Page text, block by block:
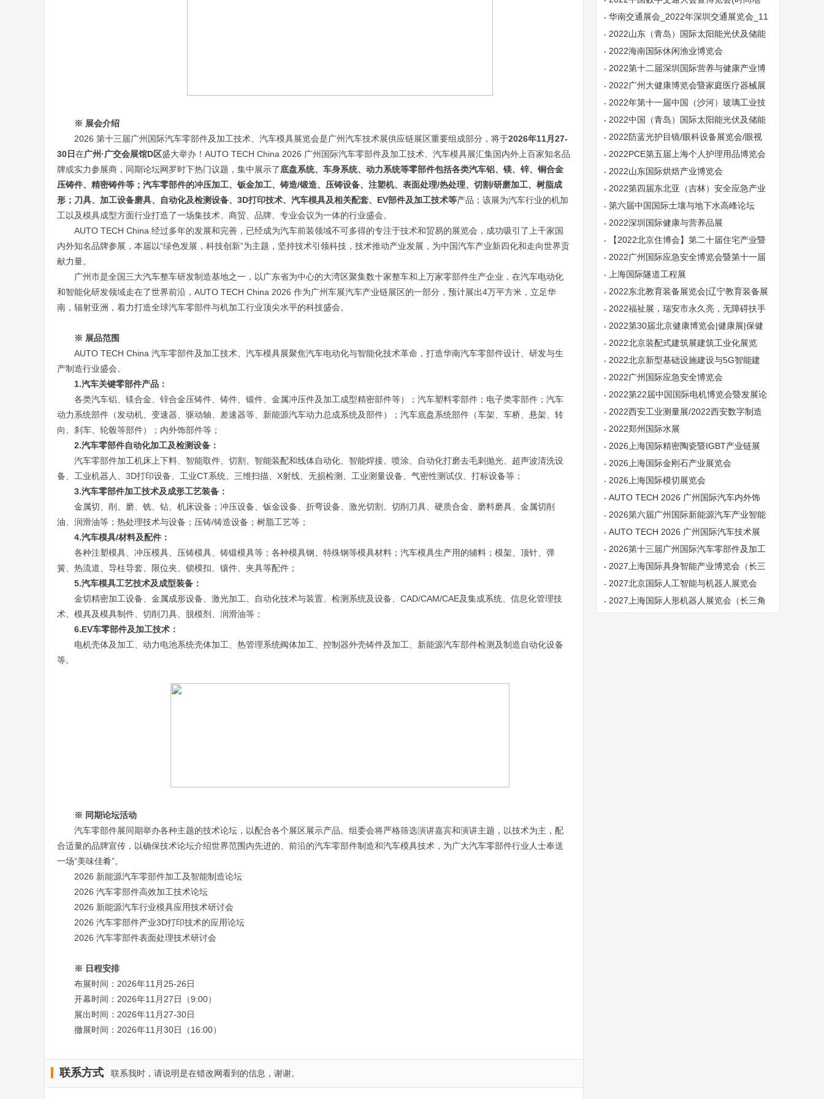
※ 展会介绍
2026 第十三届广州国际汽车零部件及加工技术、汽车模具展览会是广州汽车技术展供应链展区重要组成部分，将于2026年11月27-
30日在广州·广交会展馆D区盛大举办！AUTO TECH China 2026 广州国际汽车零部件及加工技术、汽车模具展汇集国内外上百家知名品
牌或实力参展商，同期论坛网罗时下热门议题，集中展示了底盘系统、车身系统、动力系统等零部件包括各类汽车铝、镁、锌、铜合金
压铸件、精密铸件等；汽车零部件的冲压加工、钣金加工、铸造/锻造、压铸设备、注塑机、表面处理/热处理、切割/研磨加工、树脂成
形；刀具、加工设备磨具、自动化及检测设备、3D打印技术、汽车模具及相关配套、EV部件及加工技术等产品；该展为汽车行业的机加
工以及模具成型方面行业打造了一场集技术、商贸、品牌、专业会议为一体的行业盛会。
AUTO TECH China 经过多年的发展和完善，已经成为汽车前装领域不可多得的专注于技术和贸易的展览会，成功吸引了上千家国
内外知名品牌参展，本届以“绿色发展，科技创新”为主题，坚持技术引领科技，技术推动产业发展，为中国汽车产业新四化和走向世界贡
献力量。
广州市是全国三大汽车整车研发制造基地之一，以广东省为中心的大湾区聚集数十家整车和上万家零部件生产企业，在汽车电动化
和智能化研发领域走在了世界前沿，AUTO TECH China 2026 作为广州车展汽车产业链展区的一部分，预计展出4万平方米，立足华
南，辐射亚洲，着力打造全球汽车零部件与机加工行业顶尖水平的科技盛会。
※ 展品范围
AUTO TECH China 汽车零部件及加工技术、汽车模具展聚焦汽车电动化与智能化技术革命，打造华南汽车零部件设计、研发与生
产制造行业盛会。
1.汽车关键零部件产品：
各类汽车铝、镁合金、锌合金压铸件、铸件、锻件、金属冲压件及加工成型精密部件等）；汽车塑料零部件；电子类零部件；汽车
动力系统部件（发动机、变速器、驱动轴、差速器等、新能源汽车动力总成系统及部件）；汽车底盘系统部件（车架、车桥、悬架、转
向、刹车、轮毂等部件）；内外饰部件等；
2.汽车零部件自动化加工及检测设备：
汽车零部件加工机床上下料、智能取件、切割、智能装配和线体自动化、智能焊接、喷涂、自动化打磨去毛刺抛光、超声波清洗设
备、工业机器人、3D打印设备、工业CT系统、三维扫描、X射线、无损检测、工业测量设备、气密性测试仪、打标设备等；
3.汽车零部件加工技术及成形工艺装备：
金属切、削、磨、铣、钻、机床设备；冲压设备、钣金设备、折弯设备、激光切割、切削刀具、硬质合金、磨料磨具、金属切削
油、润滑油等；热处理技术与设备；压铸/铸造设备；树脂工艺等；
4.汽车模具/材料及配件：
各种注塑模具、冲压模具、压铸模具、铸锻模具等；各种模具钢、特殊钢等模具材料；汽车模具生产用的辅料；模架、顶针、弹
簧、热流道、导柱导套、限位夹、锁模扣、镶件、夹具等配件；
5.汽车模具工艺技术及成型装备：
金切精密加工设备、金属成形设备、激光加工、自动化技术与装置、检测系统及设备、CAD/CAM/CAE及集成系统、信息化管理技
术、模具及模具制件、切削刀具、脱模剂、润滑油等；
6.EV车零部件及加工技术：
电机壳体及加工、动力电池系统壳体加工、热管理系统阀体加工、控制器外壳铸件及加工、新能源汽车部件检测及制造自动化设备
等。
※ 同期论坛活动
汽车零部件展同期举办各种主题的技术论坛，以配合各个展区展示产品。组委会将严格筛选演讲嘉宾和演讲主题，以技术为主，配
合适量的品牌宣传，以确保技术论坛介绍世界范围内先进的、前沿的汽车零部件制造和汽车模具技术，为广大汽车零部件行业人士奉送
一场“美味佳肴”。
2026 新能源汽车零部件加工及智能制造论坛
2026 汽车零部件高效加工技术论坛
2026 新能源汽车行业模具应用技术研讨会
2026 汽车零部件产业3D打印技术的应用论坛
2026 汽车零部件表面处理技术研讨会
※ 日程安排
布展时间：2026年11月25-26日
开幕时间：2026年11月27日（9:00）
展出时间：2026年11月27-30日
撤展时间：2026年11月30日（16:00）
联系方式 联系我时，请说明是在错改网看到的信息，谢谢。
点)秋季交通专业盛会
华南交通展会_2022年深圳交通展览会_11
月交通博览会
2022山东（青岛）国际太阳能光伏及储能
展览会
2022海南国际休闲渔业博览会
2022第十二届深圳国际营养与健康产业博
览会
2022广州大健康博览会暨家庭医疗器械展
2022年第十一届中国（沙河）玻璃工业技
术展览会
2022中国（青岛）国际太阳能光伏及储能
展览会
2022防蓝光护目镜/眼科设备展览会/眼视
光产业展览会
2022PCE第五届上海个人护理用品博览会
2022山东国际烘焙产业博览会
2022第四届东北亚（吉林）安全应急产业
博览会
第六届中国国际土壤与地下水高峰论坛
2022深圳国际健康与营养品展
【2022北京住博会】第二十届住宅产业暨
建筑工业化产品设备展
2022广州国际应急安全博览会暨第十一届
广州国际消防安全展
上海国际隧道工程展
2022东北教育装备展览会|辽宁教育装备展
会|沈阳教育装备展
2022福祉展，瑞安市永久亮，无障碍扶手
厂家的领头军
2022第30届北京健康博览会|健康展|保健
展
2022北京装配式建筑展建筑工业化展览
会-第20届北京住博会
2022北京新型基础设施建设与5G智能建
造展览会
2022广州国际应急安全博览会
2022第22届中国国际电机博览会暨发展论
坛
2022西安工业测量展/2022西安数字制造
技术展【官网】
2022郑州国际水展
2026上海国际精密陶瓷暨IGBT产业链展
会
2026上海国际金刚石产业展览会
2026上海国际模切展览会
AUTO TECH 2026 广州国际汽车内外饰
技术展览会
2026第六届广州国际新能源汽车产业智能
制造技术展览会
AUTO TECH 2026 广州国际汽车技术展
览会
2026第十三届广州国际汽车零部件及加工
技术、汽车模具展览会
2027上海国际具身智能产业博览会（长三
角具身智能展）
2027北京国际人工智能与机器人展览会
（春季展）
2027上海国际人形机器人展览会（长三角